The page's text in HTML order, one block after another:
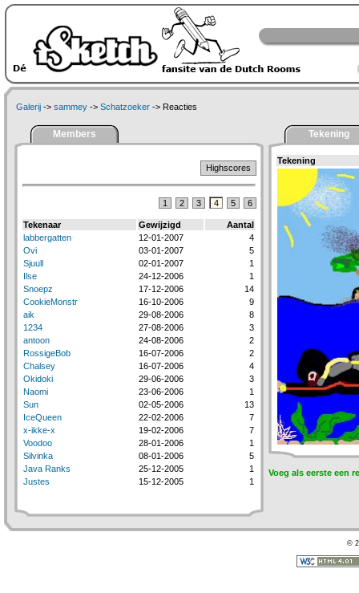
Galerij -> sammey -> Schatzoeker -> Reacties
Members
Highscores
1 2 3 4 5 6
Tekenaar Gewijzigd
Aantal
labbergatten
12-01-2007
4
Ovi
03-01-2007
5
Sjuull
02-01-2007
1
Ilse
24-12-2006
1
Snoepz
17-12-2006
14
CookieMonstr
16-10-2006
9
aik
29-08-2006
8
1234
27-08-2006
3
antoon
24-08-2006
2
RossigeBob
16-07-2006
2
Chalsey
16-07-2006
4
Okidoki
29-06-2006
3
Naomi
23-06-2006
1
Sun
02-05-2006
13
IceQueen
22-02-2006
7
x-ikke-x
19-02-2006
7
Voodoo
28-01-2006
1
Silvinka
08-01-2006
5
Java Ranks
25-12-2005
1
Justes
15-12-2005 1
Tekening
Tekening
Voeg als eerste een
©